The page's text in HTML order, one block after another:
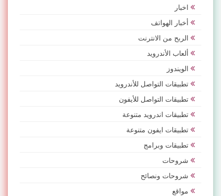
اخبار
أخبار الهواتف
الربح من الانترنت
ألعاب الأندرويد
الويندوز
تطبيقات التواصل للأندرويد
تطبيقات التواصل للأيفون
تطبيقات اندرويد متنوعة
تطبيقات ايفون متنوعة
تطبيقات وبرامج
شروحات
شروحات ونصائح
مواقع